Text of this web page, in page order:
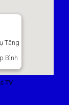
Tăng
Bình
TV